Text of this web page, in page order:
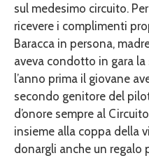
sul medesimo circuito.
ricevere i complimenti
Baracca in persona,
aveva condotto in gara la
l’anno prima il giovane
secondo genitore del
d’onore sempre al
insieme alla coppa della
donargli anche un